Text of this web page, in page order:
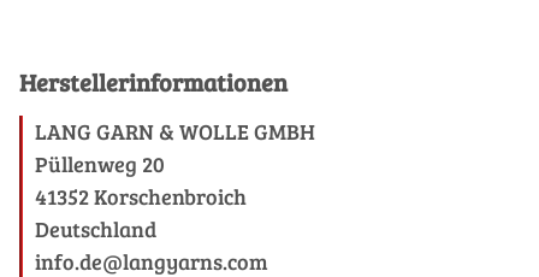
Herstellerinformationen
LANG GARN & WOLLE GMBH
Püllenweg 20
41352 Korschenbroich
Deutschland
info.de@langyarns.com